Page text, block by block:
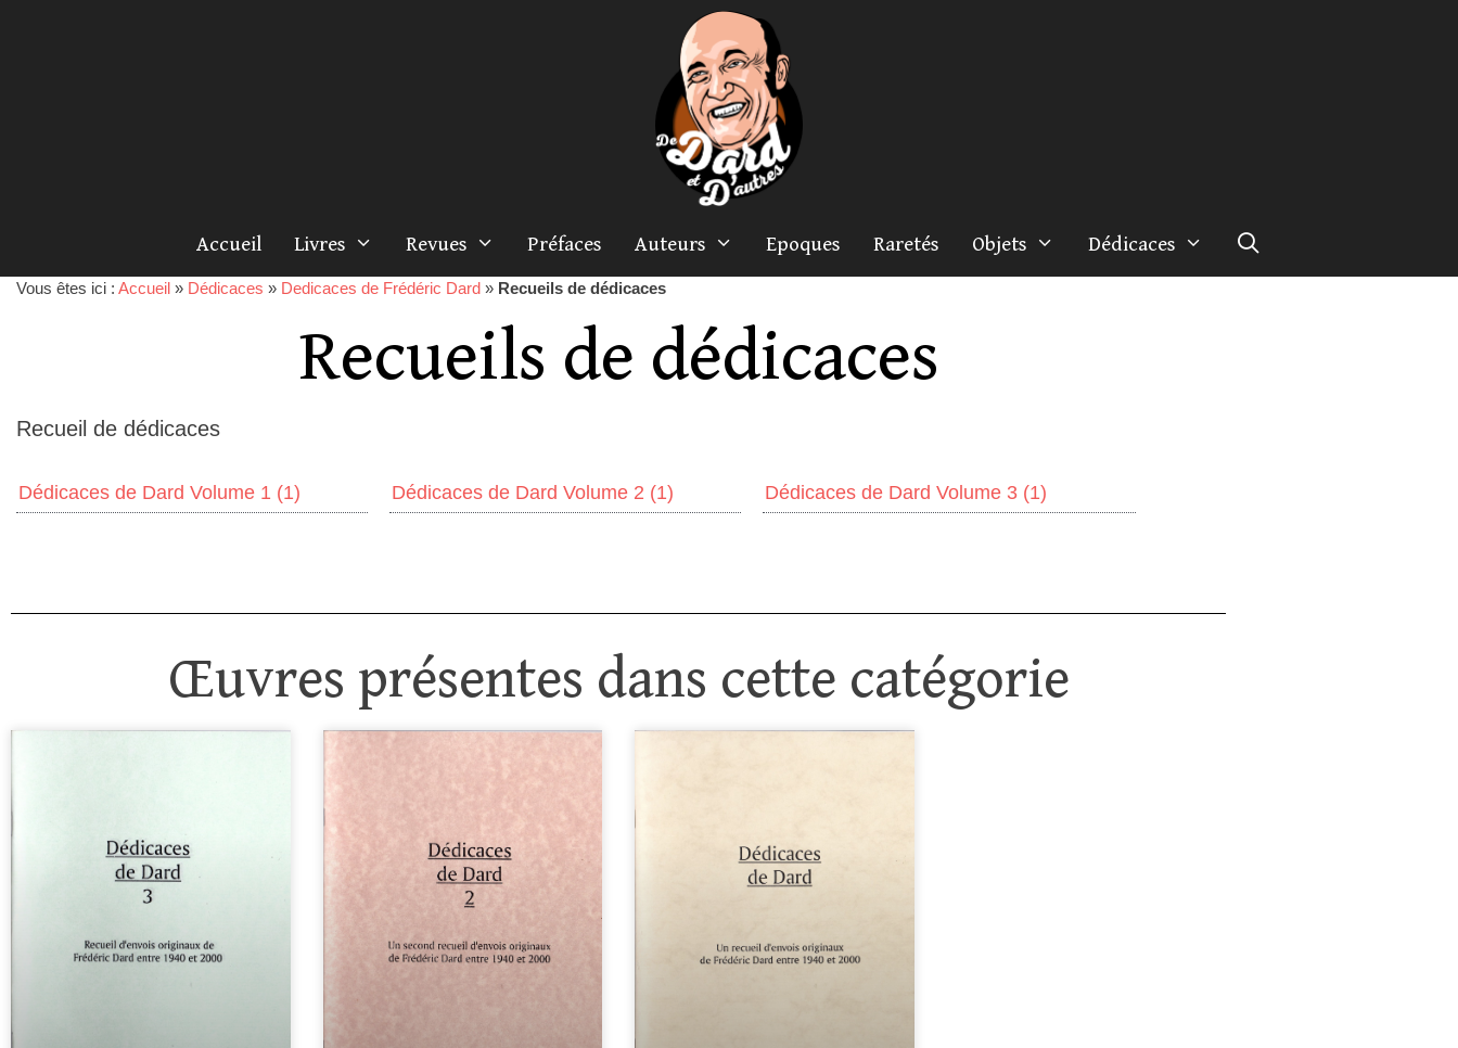
Accueil Livres Revues Préfaces Auteurs Epoques Raretés Objets Dédicaces
Vous êtes ici : Accueil » Dédicaces » Dedicaces de Frédéric Dard » Recueils de dédicaces
Recueils de dédicaces
Recueil de dédicaces
Dédicaces de Dard Volume 1 (1) Dédicaces de Dard Volume 2 (1) Dédicaces de Dard Volume 3 (1)
Œuvres présentes dans cette catégorie